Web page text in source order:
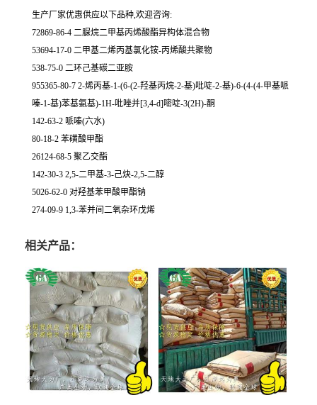
生产厂家优惠供应以下品种,欢迎咨询:
72869-86-4 二脲烷二甲基丙烯酸酯异构体混合物
53694-17-0 二甲基二烯丙基氯化铵-丙烯酸共聚物
538-75-0 二环己基碳二亚胺
955365-80-7 2-烯丙基-1-(6-(2-羟基丙烷-2-基)吡啶-2-基)-6-(4-(4-甲基哌
嗪-1-基)苯基氨基)-1H-吡唑并[3,4-d]嘧啶-3(2H)-酮
142-63-2 哌嗪(六水)
80-18-2 苯磺酸甲酯
26124-68-5 聚乙交酯
142-30-3 2,5-二甲基-3-己炔-2,5-二醇
5026-62-0 对羟基苯甲酸甲酯钠
274-09-9 1,3-苯并间二氧杂环戊烯
相关产品：